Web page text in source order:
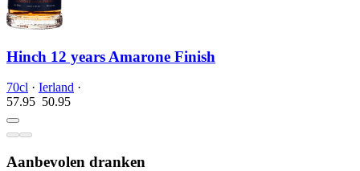
Hinch 12 years Amarone Finish
70cl · Ierland ·
57.95 50.95
Aanbevolen dranken